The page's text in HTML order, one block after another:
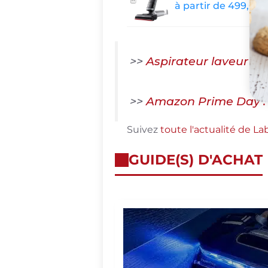
à partir de 499,00
>>Aspirateur laveur :
>>Amazon Prime Day
Suivez toute l'actualité de
GUIDE(S) D'ACHAT